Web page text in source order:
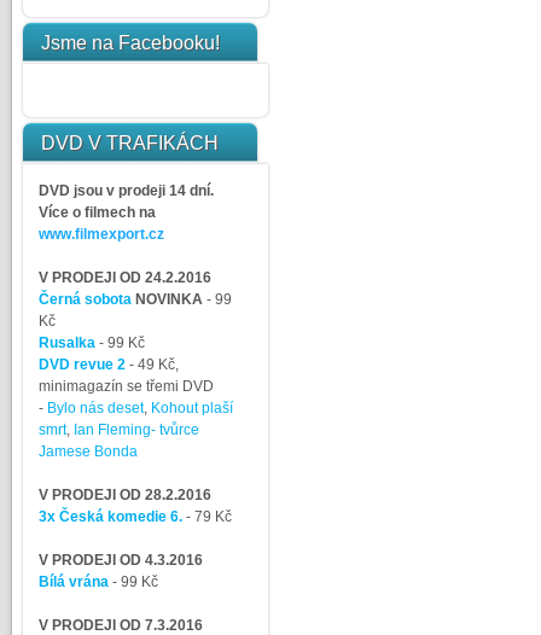
Jsme na Facebooku!
DVD V TRAFIKÁCH
DVD jsou v prodeji 14 dní.
Více o filmech na
www.filmexport.cz
V PRODEJI OD 24.2.2016
Černá sobotaNOVINKA - 99
Kč
Rusalka- 99 Kč
DVD revue 2- 49 Kč,
minimagazín se třemi DVD
- Bylo nás deset, Kohout plaší
smrt, Ian Fleming- tvůrce
Jamese Bonda
V PRODEJI OD 28.2.2016
3x Česká komedie 6. - 79 Kč
V PRODEJI OD 4.3.2016
Bílá vrána- 99 Kč
V PRODEJI OD 7.3.2016